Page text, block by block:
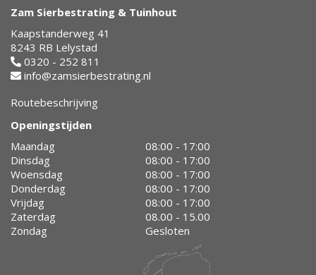
Zam Sierbestrating & Tuinhout
Kaapstanderweg 41
8243 RB Lelystad
0320 - 252 811
info@zamsierbestrating.nl
Routebeschrijving
Openingstijden
Maandag
08:00 - 17:00
Dinsdag
08:00 - 17:00
Woensdag
08:00 - 17:00
Donderdag
08:00 - 17:00
Vrijdag
08:00 - 17:00
Zaterdag
08.00 - 15.00
Zondag
Gesloten